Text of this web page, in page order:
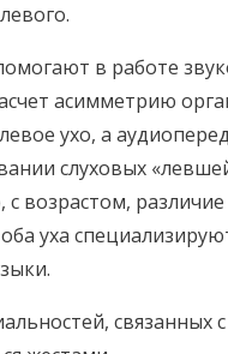
в работе
асимметрию
ухо, а
слуховых
с возрастом,
уха